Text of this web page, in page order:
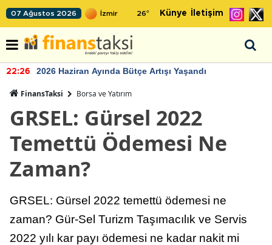
07 Ağustos 2026 26° Künye İletişim
22:26 2026 Haziran Ayında Bütçe Artışı Yaşandı
FinansTaksi Borsa ve Yatırım
GRSEL: Gürsel 2022
Temettü Ödemesi Ne
Zaman?
GRSEL: Gürsel 2022 temettü ödemesi ne
zaman? Gür-Sel Turizm Taşımacılık ve Servis
2022 yılı kar payı ödemesi ne kadar nakit mi